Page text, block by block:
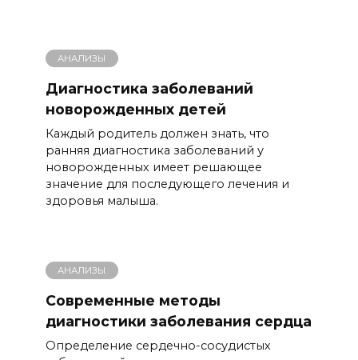
АНАЛИЗЫ
Диагностика заболеваний
новорожденных детей
Каждый родитель должен знать, что
ранняя диагностика заболеваний у
новорожденных имеет решающее
значение для последующего лечения и
здоровья малыша.
АНАЛИЗЫ
Современные методы
диагностики заболевания сердца
Определение сердечно-сосудистых